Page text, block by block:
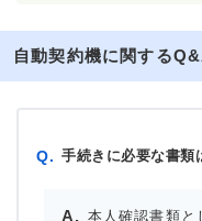
自動契約機に関する
Q. 手続きに必要な書類
本人確認書類と